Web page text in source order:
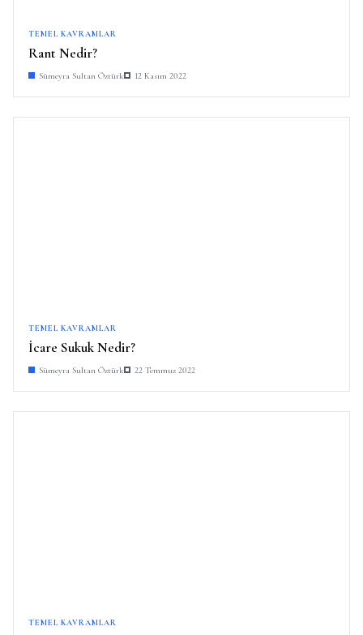
TEMEL KAVRAMLAR
Rant Nedir?
Sümeyra Sultan Öztürk 12 Kasım 2022
TEMEL KAVRAMLAR
İcare Sukuk Nedir?
Sümeyra Sultan Öztürk 22 Temmuz 2022
TEMEL KAVRAMLAR